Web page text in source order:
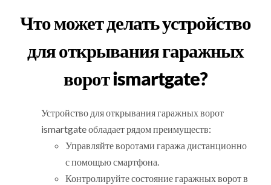
Что может делать устройство
для открывания гаражных
ворот ismartgate?
Устройство для открывания гаражных ворот
ismartgate обладает рядом преимуществ:
Управляйте воротами гаража дистанционно
с помощью смартфона.
Контролируйте состояние гаражных ворот в